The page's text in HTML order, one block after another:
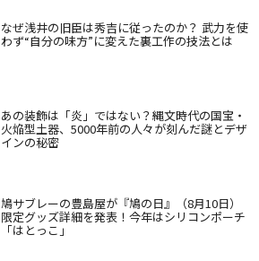
なぜ浅井の旧臣は秀吉に従ったのか？ 武力を使
わず“自分の味方”に変えた裏工作の技法とは
あの装飾は「炎」ではない？縄文時代の国宝・
火焔型土器、5000年前の人々が刻んだ謎とデザ
インの秘密
鳩サブレーの豊島屋が『鳩の日』（8月10日）
限定グッズ詳細を発表！今年はシリコンポーチ
「はとっこ」